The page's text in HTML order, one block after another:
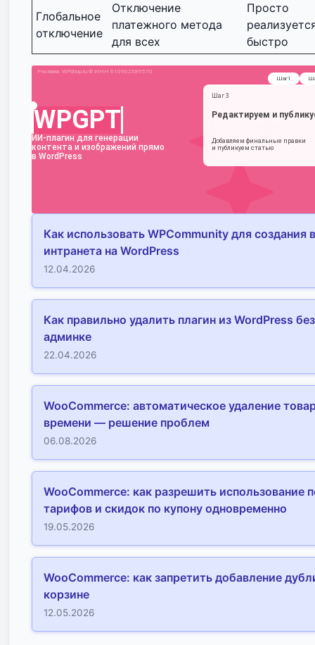
Глобальное
отключение
Отключение
платежного метода
для всех
Просто
быстро
Как использовать WPCommunity для создания
интранета на WordPress
12.04.2026
Как правильно удалить плагин из WordPress
админке
22.04.2026
WooCommerce: автоматическое удаление
времени — решение проблем
06.08.2026
WooCommerce: как разрешить использование
тарифов и скидок по купону одновременно
19.05.2026
WooCommerce: как запретить добавление
корзине
12.05.2026